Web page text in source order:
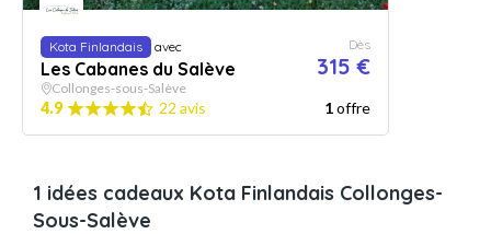
Kota Finlandais avec
Les Cabanes du Salève
Dès
315 €
Collonges-sous-Salève
4.9 22 avis 1offre
1 idées cadeaux Kota Finlandais Collonges-
Sous-Salève